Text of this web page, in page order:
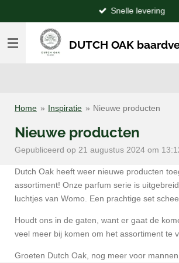
direct
naar
hoofdinhoud
DUTCH OAK
Snelle levering
Home » Inspiratie » Nieuwe producten
Nieuwe producten
Gepubliceerd op 21 augustus 2024 om
Dutch Oak heeft weer nieuwe producten
assortiment! Onze parfum serie is
luchtjes van Womo. Een prachtige set
Houdt ons in de gaten, want er gaat de
veel meer bij komen om het assortiment te
Groeten Dutch Oak, nog meer voor